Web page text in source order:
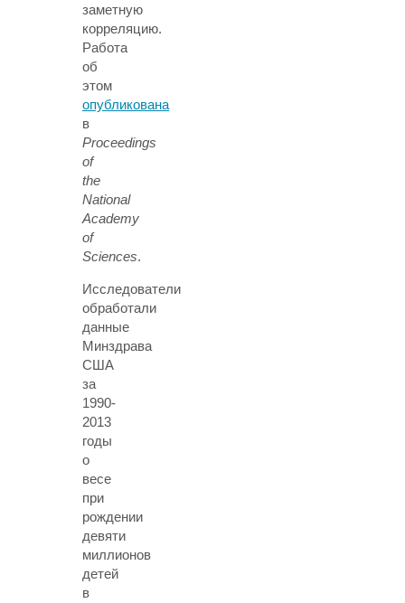
заметную
корреляцию.
Работа
об
этом
опубликована
в
Proceedings
of
the
National
Academy
of
Sciences.
Исследователи
обработали
данные
Минздрава
США
за
1990-
2013
годы
о
весе
при
рождении
девяти
миллионов
детей
в